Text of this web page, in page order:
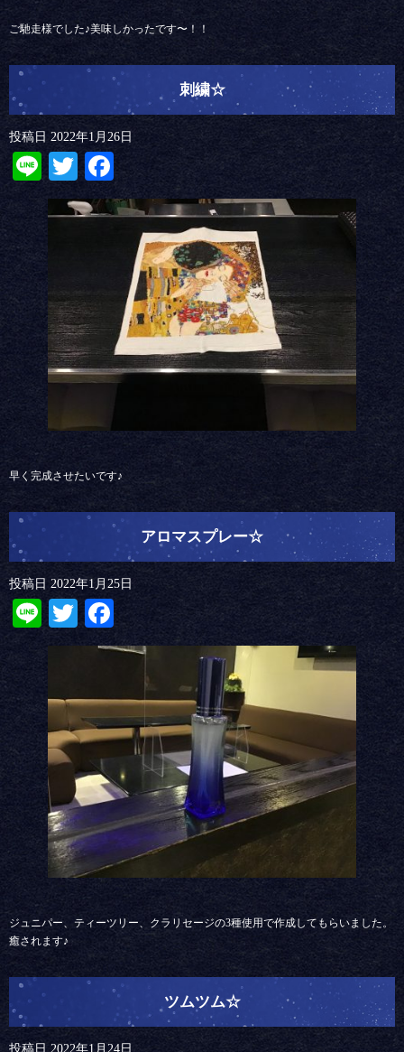
ご馳走様でした♪美味しかったです〜！！
刺繍☆
投稿日 2022年1月26日
LineTwitter
Facebook
早く完成させたいです♪
アロマスプレー☆
投稿日 2022年1月25日
LineTwitter
Facebook
ジュニパー、ティーツリー、クラリセージの3種使用で作成してもらいました。
癒されます♪
ツムツム☆
投稿日 2022年1月24日